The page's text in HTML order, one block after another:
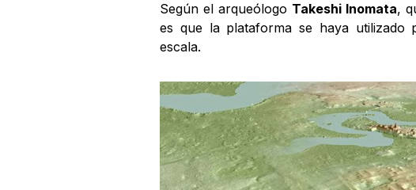
Según el arqueólogo Takeshi Inomata,
es que la plataforma se haya utilizado
escala.